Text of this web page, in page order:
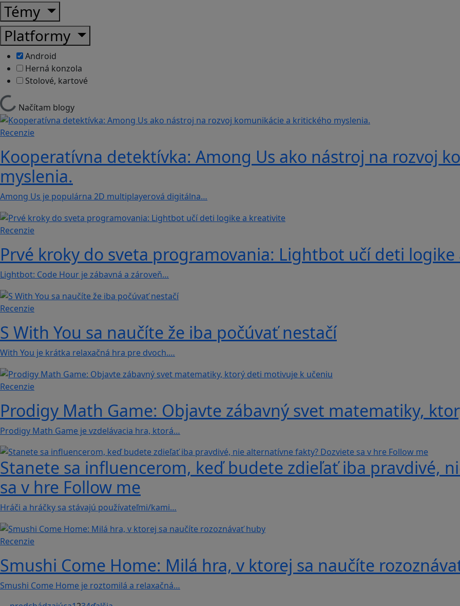
Témy
Platformy
Android
Herná konzola
Stolové, kartové
Načítam blogy
Recenzie
Kooperatívna detektívka: Among Us ako nástroj na rozvoj
myslenia.
Among Us je populárna 2D multiplayerová digitálna…
Recenzie
Prvé kroky do sveta programovania: Lightbot učí deti
Lightbot: Code Hour je zábavná a zároveň…
Recenzie
S With You sa naučíte že iba počúvať nestačí
With You je krátka relaxačná hra pre dvoch.…
Recenzie
Prodigy Math Game: Objavte zábavný svet matematiky,
Prodigy Math Game je vzdelávacia hra, ktorá…
Stanete sa influencerom, keď budete zdieľať iba pravdivé,
sa v hre Follow me
Hráči a hráčky sa stávajú používateľmi/kami…
Recenzie
Smushi Come Home: Milá hra, v ktorej sa naučíte
Smushi Come Home je roztomilá a relaxačná…